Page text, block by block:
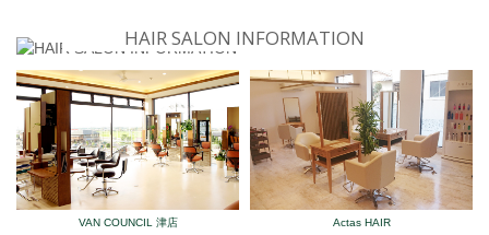
HAIR SALON INFORMATION
VAN COUNCIL 津店 Actas HAIR